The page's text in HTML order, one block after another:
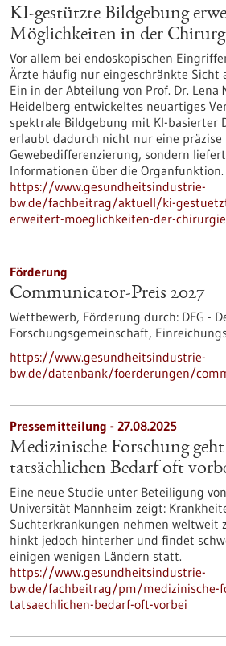
KI-gestützte Bildgebung
Möglichkeiten in der
Vor allem bei endoskopischen
Ärzte häufig nur eingeschränkte Sicht
Ein in der Abteilung von Prof. Dr. Lena
Heidelberg entwickeltes neuartiges
spektrale Bildgebung mit KI-basierter
erlaubt dadurch nicht nur eine präzise
Gewebedifferenzierung, sondern
Informationen über die Organfunktion.
https://www.gesundheitsindustrie-
bw.de/fachbeitrag/aktuell/ki-
erweitert-moeglichkeiten-der-chirurgie
Förderung
Communicator-Preis 2027
Wettbewerb, Förderung durch: DFG -
Forschungsgemeinschaft,
https://www.gesundheitsindustrie-
bw.de/datenbank/foerderungen/
Pressemitteilung - 27.08.2025
Medizinische Forschung
tatsächlichen Bedarf oft
Eine neue Studie unter Beteiligung
Universität Mannheim zeigt:
Suchterkrankungen nehmen weltweit
hinkt jedoch hinterher und findet
einigen wenigen Ländern statt.
https://www.gesundheitsindustrie-
bw.de/fachbeitrag/pm/medizinische-
tatsaechlichen-bedarf-oft-vorbei